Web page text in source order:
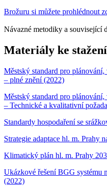
Brožuru si můžete prohlédnout
Návazné metodiky a související
Materiály ke stažení
Městský standard pro
– plné znění (2022)
Městský standard pro
– Technické a kvalitativní
Standardy hospodaření se
Strategie adaptace hl. m. Prahy
Klimatický plán hl. m. Prahy
Ukázkové řešení BGG systému
(2022)